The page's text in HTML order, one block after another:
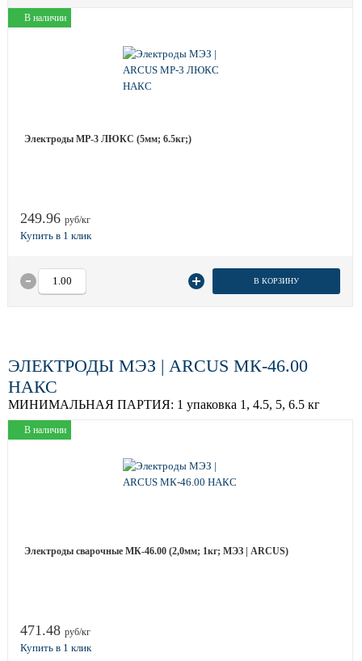
В наличии
Электроды МР-3 ЛЮКС (5мм; 6.5кг;)
249.96 руб/кг
В КОРЗИНУ
ЭЛЕКТРОДЫ МЭЗ | ARCUS МК-46.00
НАКС
МИНИМАЛЬНАЯ ПАРТИЯ: 1 упаковка 1, 4.5, 5, 6.5 кг
В наличии
Электроды сварочные МК-46.00 (2,0мм; 1кг; МЭЗ | ARCUS)
471.48 руб/кг